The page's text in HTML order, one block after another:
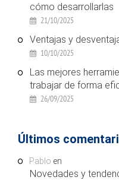
cómo desarrollarlas
21/10/2025
Ventajas y
10/10/2025
Las mejores
trabajar de forma
26/09/2025
Últimos
Pablo en
Novedades y